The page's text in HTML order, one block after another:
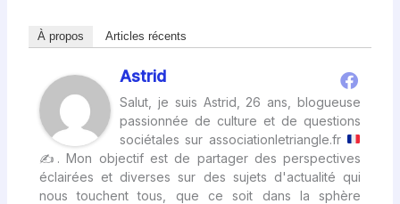
À propos Articles récents
Astrid
Salut, je suis Astrid, 26 ans, blogueuse
passionnée de culture et de questions
sociétales sur associationletriangle.fr
✍ . Mon objectif est de partager des perspectives
éclairées et diverses sur des sujets d'actualité qui
nous touchent tous, que ce soit dans la sphère